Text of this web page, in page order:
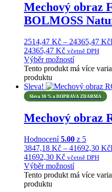
Mechový obraz
BOLMOSS
2514,47 Kč – 24365,47 Kč
24365,47 Kč včetně DPH
Výběr možností
Tento produkt má více
produktu
Sleva!
Sleva 30 % a DOPRAVA ZDARMA
Mechový obraz
Hodnocení5.00 z 5
3847,18 Kč – 41692,30 Kč
41692,30 Kč včetně DPH
Výběr možností
Tento produkt má více
produktu